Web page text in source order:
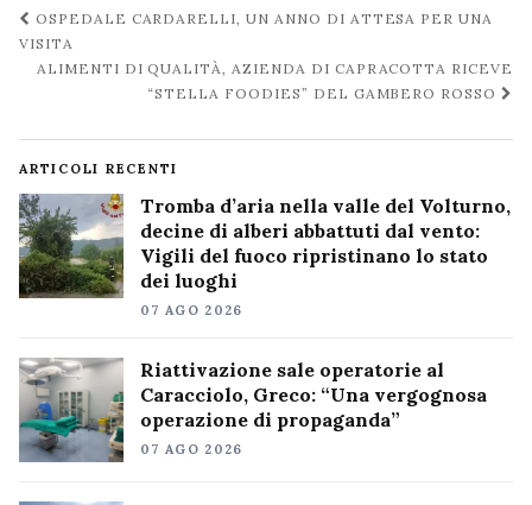
Navigazione
post
OSPEDALE CARDARELLI, UN ANNO DI ATTESA PER UNA
VISITA
ALIMENTI DI QUALITÀ, AZIENDA DI CAPRACOTTA RICEVE
“STELLA FOODIES” DEL GAMBERO ROSSO
ARTICOLI RECENTI
Tromba d’aria nella valle del Volturno,
decine di alberi abbattuti dal vento:
Vigili del fuoco ripristinano lo stato
dei luoghi
07 AGO 2026
Riattivazione sale operatorie al
Caracciolo, Greco: “Una vergognosa
operazione di propaganda”
07 AGO 2026